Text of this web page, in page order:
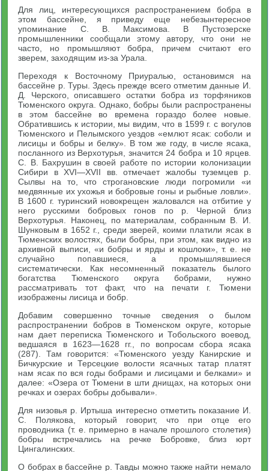
Для лиц, интересующихся распространением бобра в
этом бассейне, я приведу еще небезынтересное
упоминание С. В. Максимова. В Пустозерске
промышленники сообщали этому автору, что они не
часто, но промышляют бобра, причем считают его
зверем, заходящим из-за Урала.
Переходя к Восточному Приуралью, остановимся на
бассейне р. Туры. Здесь прежде всего отметим данные И.
Д. Черского, описавшего остатки бобра из торфяников
Тюменского округа. Однако, бобры были распространены
в этом бассейне во времена гораздо более новые.
Обратившись к истории, мы видим, что в 1599 г. с вогулов
Тюменского и Пелымского уездов «емлют ясак: соболи и
лисицы и бобры и белку». В том же году, в числе ясака,
посланного из Верхотурья, значится 24 бобра и 10 ярцев.
С. В. Бахрушин в своей работе по истории колонизации
Сибири в XVI—XVII вв. отмечает жалобы туземцев р.
Сылвы на то, что строгановские люди погромили «и
медвянные их ухожья и бобровые гоны и рыбные ловли».
В 1600 г. туринский новокрещен жаловался на отбитие у
него русскими бобровых гонов по р. Черной близ
Верхотурья. Наконец, по материалам, собранным В. И.
Шунковым в 1652 г., среди зверей, коими платили ясак в
Тюменских волостях, были бобры, при этом, как видно из
архивной выписи, «и бобры и ярды и кошлоки», т. е. не
случайно попавшиеся, а промышлявшиеся
систематически. Как несомненный показатель былого
богатства Тюменского округа бобрами, нужно
рассматривать тот факт, что на печати г. Тюмени
изображены лисица и бобр.
Добавим совершенно точные сведения о былом
распространении бобров в Тюменском округе, которые
нам дает переписка Тюменского и Тобольского воевод,
ведшаяся в 1623—1628 гг., по вопросам сбора ясака
(287). Там говорится: «Тюменского уезду Канирские и
Бичкурские и Терсецкие волости ясачных татар платят
нам ясак по вся годы бобрами и лисицами и белками» и
далее: «Озера от Тюмени в шти днищах, на которых они
речках и озерах бобры добывали».
Для низовья р. Иртыша интересно отметить показание И.
С. Полякова, который говорит, что при отце его
проводника (т. е. примерно в начале прошлого столетия)
бобры встречались на речке Бобровке, близ юрт
Цингалинских.
О бобрах в бассейне р. Тавды можно также найти немало